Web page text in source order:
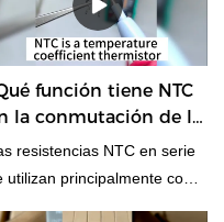
función tiene NTC
la conmutación de la
de alimentación?
resistencias NTC en serie
utilizan principalmente como